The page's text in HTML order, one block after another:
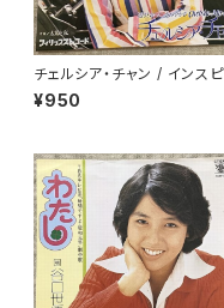
チェルシア・チャン / インス
ーション
¥950